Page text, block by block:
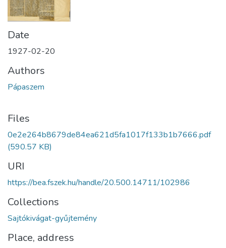
Date
1927-02-20
Authors
Pápaszem
Files
0e2e264b8679de84ea621d5fa1017f133b1b7666.pdf
(590.57 KB)
URI
https://bea.fszek.hu/handle/20.500.14711/102986
Collections
Sajtókivágat-gyűjtemény
Place, address